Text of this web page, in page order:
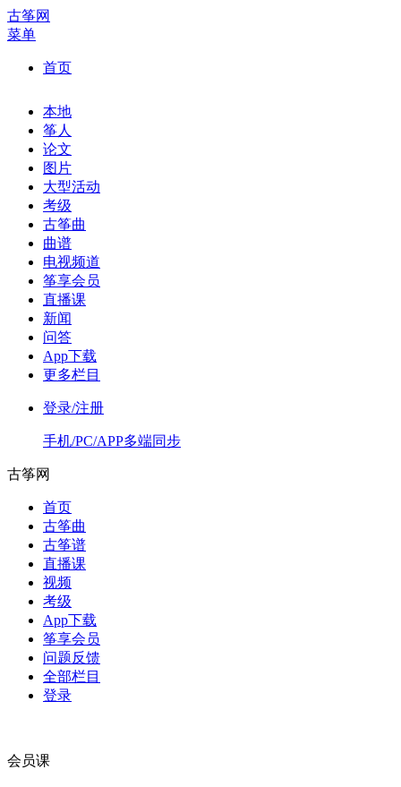
古筝网
菜单
首页
本地
筝人
论文
图片
大型活动
考级
古筝曲
曲谱
电视频道
筝享会员
直播课
新闻
问答
App下载
更多栏目
登录/注册
手机/PC/APP多端同步
古筝网
首页
古筝曲
古筝谱
直播课
视频
考级
App下载
筝享会员
问题反馈
全部栏目
登录
会员课